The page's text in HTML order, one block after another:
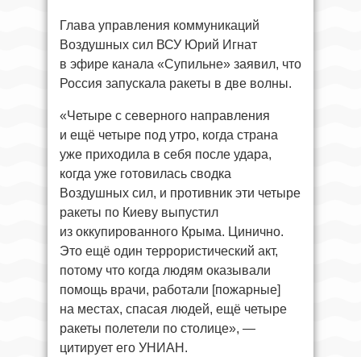
Глава управления коммуникаций
Воздушных сил ВСУ Юрий Игнат
в эфире канала «Супильне» заявил, что
Россия запускала ракеты в две волны.
«Четыре с северного направления
и ещё четыре под утро, когда страна
уже приходила в себя после удара,
когда уже готовилась сводка
Воздушных сил, и противник эти четыре
ракеты по Киеву выпустил
из оккупированного Крыма. Цинично.
Это ещё один террористический акт,
потому что когда людям оказывали
помощь врачи, работали [пожарные]
на местах, спасая людей, ещё четыре
ракеты полетели по столице», —
цитирует его УНИАН.